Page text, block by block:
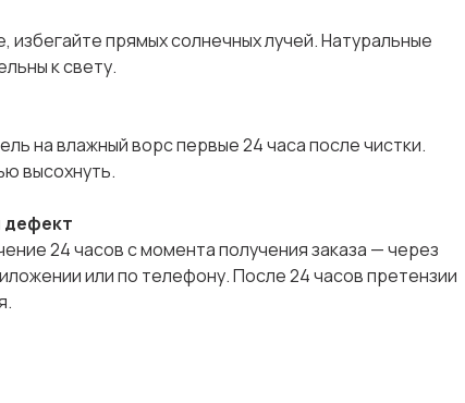
избегайте прямых солнечных лучей. Натуральные
к свету.
на влажный ворс первые 24 часа после чистки.
высохнуть.
дефект
24 часов с момента получения заказа — через
или по телефону. После 24 часов претензии